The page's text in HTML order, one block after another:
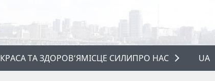
КРАСА ТА ЗДОРОВ’ЯМІСЦЕ СИЛИПРО НАС
ПРО НАС
UA